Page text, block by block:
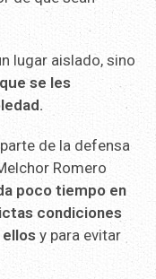
lugar aislado, sino
se les
de la defensa
Romero
poco tiempo en
condiciones
ellosy para evitar